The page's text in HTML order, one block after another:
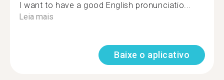
I want to have a good English pronunciatio...
Leia mais
Baixe o aplicativo